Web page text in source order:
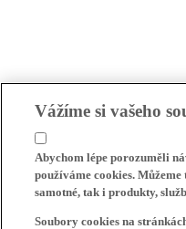
Vážíme si vašeho
Abychom lépe porozuměli
používáme cookies.
samotné, tak i produkty,
Soubory cookies na